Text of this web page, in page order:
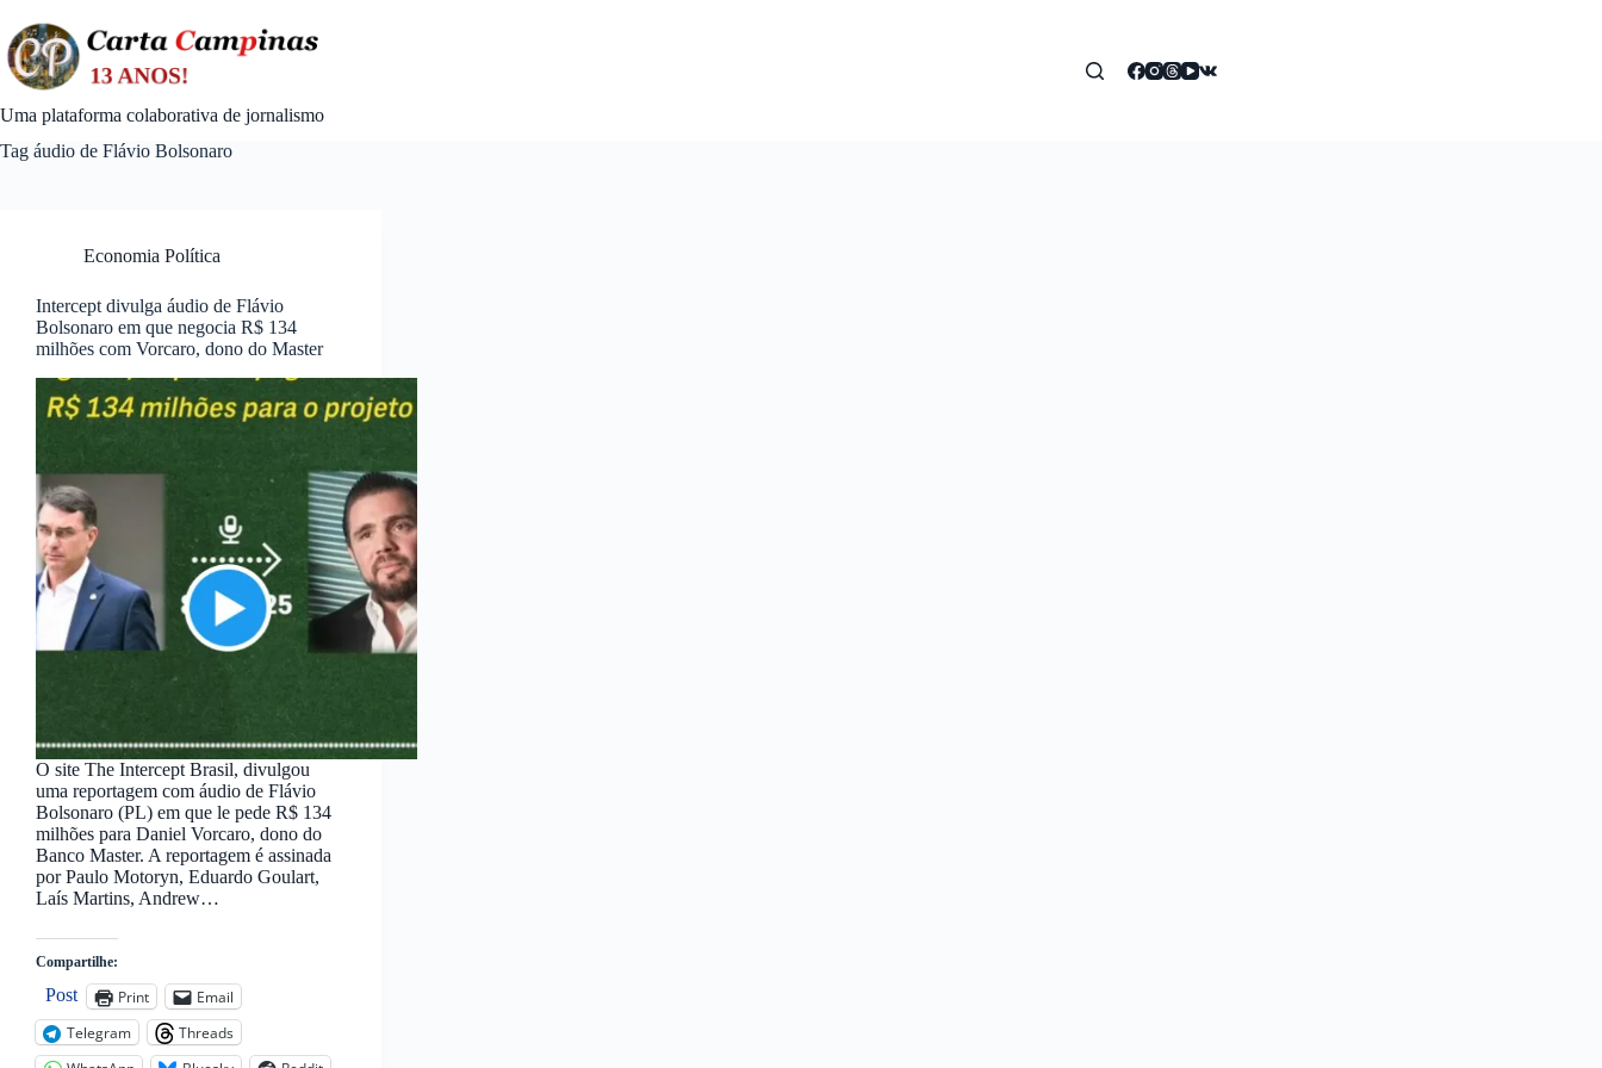
content
Uma plataforma colaborativa de jornalismo
Tag áudio de Flávio Bolsonaro
Economia Política
Intercept divulga áudio de Flávio
Bolsonaro em que negocia R$ 134
milhões com Vorcaro, dono do Master
O site The Intercept Brasil, divulgou
uma reportagem com áudio de Flávio
Bolsonaro (PL) em que le pede R$ 134
milhões para Daniel Vorcaro, dono do
Banco Master. A reportagem é assinada
por Paulo Motoryn, Eduardo Goulart,
Laís Martins, Andrew…
Compartilhe:
Post Print
Email
Telegram
Threads